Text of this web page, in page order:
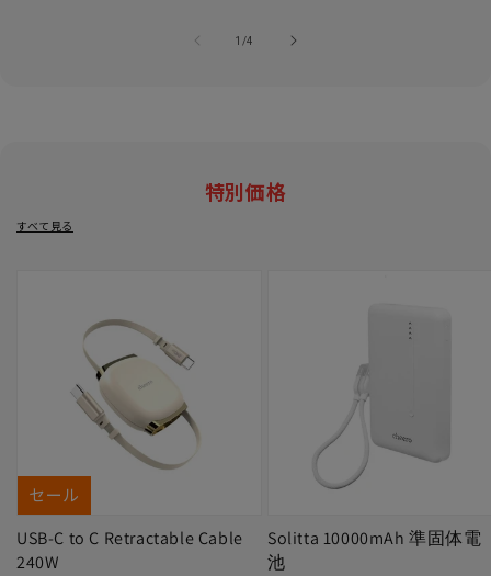
1 /
の4
特別価格
すべて見る
セール
USB-C to C Retractable Cable
240W
Solitta 10000mAh 準固体電
池